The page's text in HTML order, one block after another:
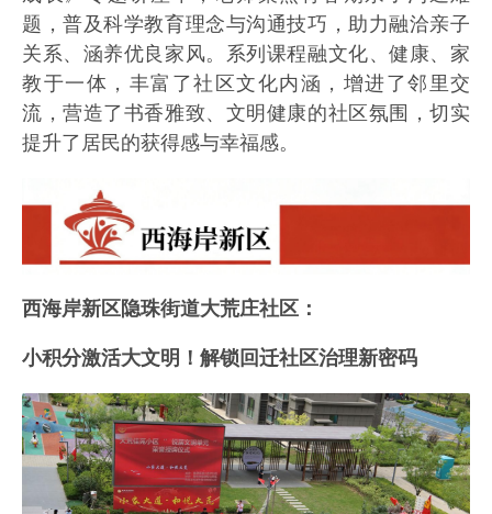
题，普及科学教育理念与沟通技巧，助力融洽亲子
关系、涵养优良家风。系列课程融文化、健康、家
教于一体，丰富了社区文化内涵，增进了邻里交
流，营造了书香雅致、文明健康的社区氛围，切实
提升了居民的获得感与幸福感。
西海岸新区隐珠街道大荒庄社区：
小积分激活大文明！解锁回迁社区治理新密码